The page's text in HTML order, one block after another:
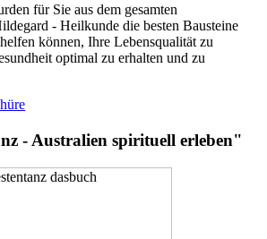
für Sie aus dem gesamten
- Heilkunde die besten Bausteine
können, Ihre Lebensqualität zu
optimal zu erhalten und zu
- Australien spirituell erleben"